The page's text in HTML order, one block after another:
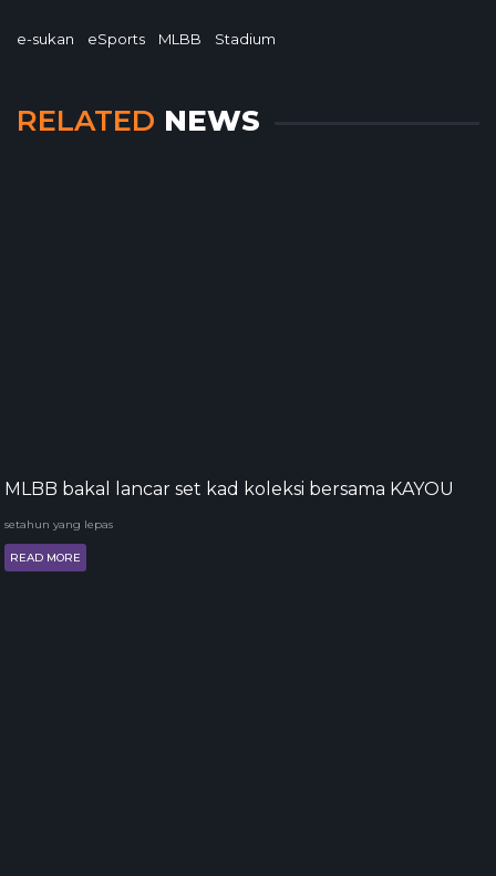
e-sukan eSports MLBB Stadium
RELATED NEWS
MLBB bakal lancar set kad koleksi bersama KAYOU
setahun yang lepas
READ MORE